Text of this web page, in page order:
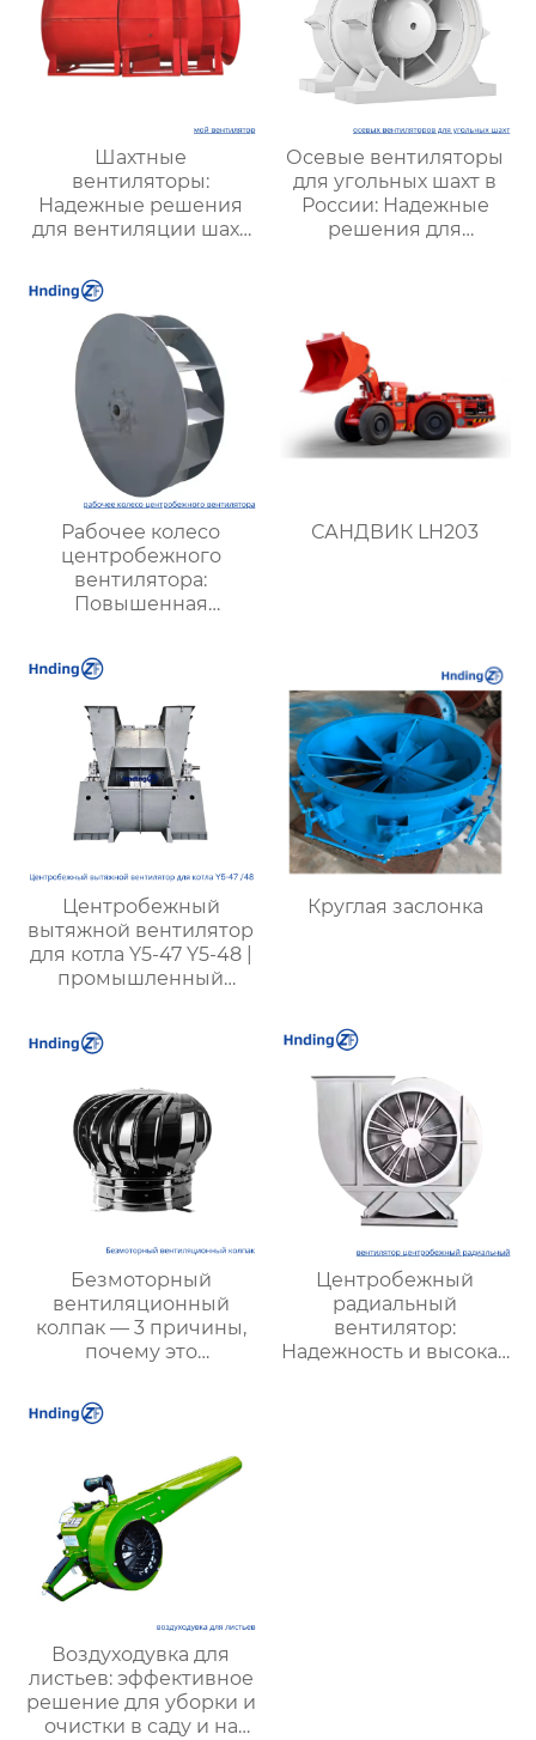
Шахтные
вентиляторы:
Надежные решения
для вентиляции шахт
| Купить с доставкой
Осевые вентиляторы
для угольных шахт в
России: Надежные
решения для
Рабочее колесо
центробежного
вентилятора:
Повышенная
долговечность для
промышленных
систем вентиляции
САНДВИК LH203
Центробежный
вытяжной вентилятор
для котла Y5-47 Y5-48 |
промышленный
высокоэффективный
для удаления пыли |
подходит для угля
любого качества
Круглая заслонка
Безмоторный
вентиляционный
колпак — 3 причины,
почему это
экологичное решение
является лучшим
повышения
эффективности
вентиляции
Центробежный
радиальный
вентилятор:
Надежность и высокая
Воздуходувка для
листьев: эффективное
решение для уборки и
очистки в саду и на